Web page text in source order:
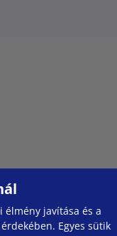
javítása és a
Egyes sütik